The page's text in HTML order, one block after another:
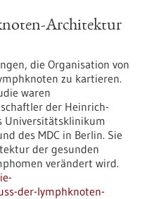
Architektur
die Organisation von
zu kartieren.
waren
der Heinrich-
Universitätsklinikum
des MDC in Berlin. Sie
der gesunden
verändert wird.
der-lymphknoten-